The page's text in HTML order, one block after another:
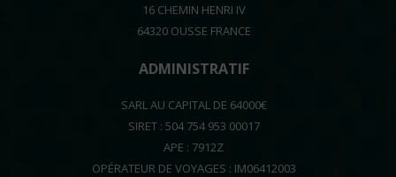
16 CHEMIN HENRI IV
64320 OUSSE FRANCE
ADMINISTRATIF
SARL AU CAPITAL DE 64000€
SIRET : 504 754 953 00017
APE : 7912Z
OPÉRATEUR DE VOYAGES : IM06412003